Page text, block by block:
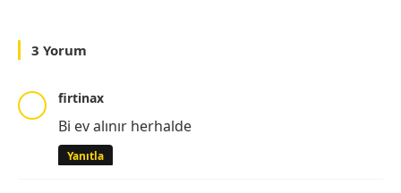
3 Yorum
firtinax
Bi ev alınır herhalde
Yanıtla